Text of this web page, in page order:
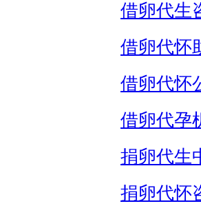
借卵代生
借卵代怀
借卵代怀
借卵代孕
捐卵代生
捐卵代怀